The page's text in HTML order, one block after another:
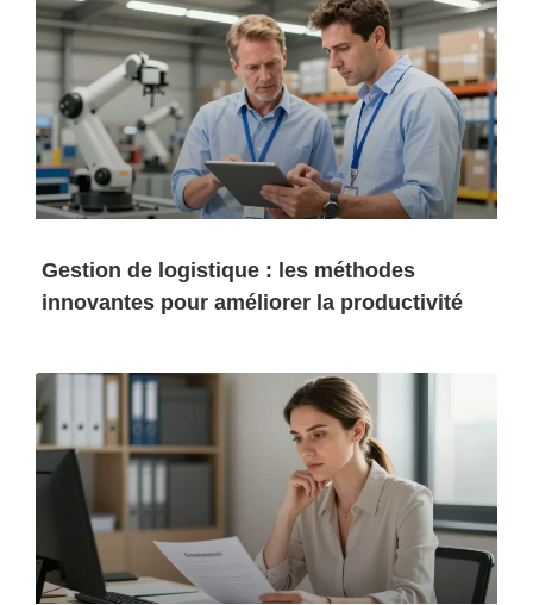
Gestion de logistique : les méthodes
innovantes pour améliorer la productivité